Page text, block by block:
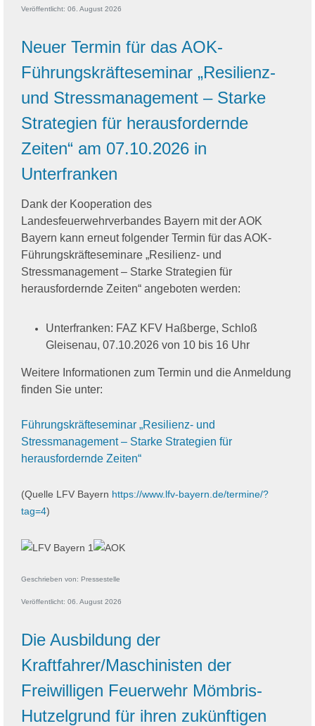
Veröffentlicht: 06. August 2026
Neuer Termin für das AOK-
Führungskräfteseminar „Resilienz-
und Stressmanagement – Starke
Strategien für herausfordernde
Zeiten“ am 07.10.2026 in
Unterfranken
Dank der Kooperation des
Landesfeuerwehrverbandes Bayern mit der AOK
Bayern kann erneut folgender Termin für das AOK-
Führungskräfteseminare „Resilienz- und
Stressmanagement – Starke Strategien für
herausfordernde Zeiten“ angeboten werden:
Unterfranken: FAZ KFV Haßberge, Schloß
Gleisenau, 07.10.2026 von 10 bis 16 Uhr
Weitere Informationen zum Termin und die Anmeldung
finden Sie unter:
Führungskräfteseminar „Resilienz- und
Stressmanagement – Starke Strategien für
herausfordernde Zeiten“
(Quelle LFV Bayern https://www.lfv-bayern.de/termine/?
tag=4)
Geschrieben von: Pressestelle
Veröffentlicht: 06. August 2026
Die Ausbildung der
Kraftfahrer/Maschinisten der
Freiwilligen Feuerwehr Mömbris-
Hutzelgrund für ihren zukünftigen